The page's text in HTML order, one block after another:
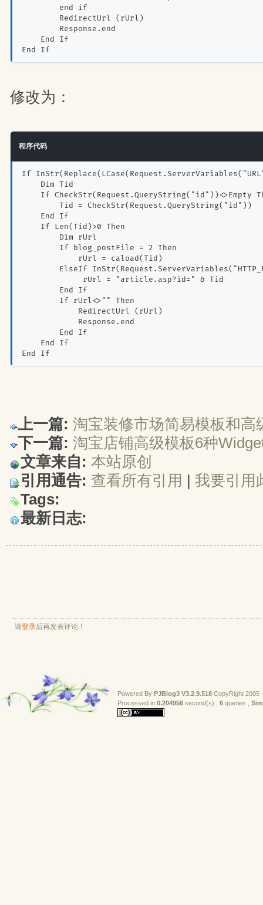
end if
RedirectUrl (rUrl)
Response.end
End If
End If
修改为：
程序代码
If
Dim Tid
If CheckStr(Request.QueryString("id"))<>Empty
Tid = CheckStr(Request.QueryString("id"))
End If
If Len(Tid)>0 Then
Dim rUrl
If blog_postFile = 2 Then
rUrl = caload(Tid)
ElseIf
rUrl = "article.asp?id=" & Tid
End If
If rUrl<>"" Then
RedirectUrl (rUrl)
Response.end
End If
End If
End If
上一篇: 淘宝装修市场简易模板和高
下一篇: 淘宝店铺高级模板6种
文章来自: 本站原创
引用通告: 查看所有引用 | 我要引用
Tags:
最新日志:
请登录后再发表评论！
Powered By PJBlog3 V3.2.9.518 CopyRight 2005
Processed in 0.204956 second(s) , 6 queries ,